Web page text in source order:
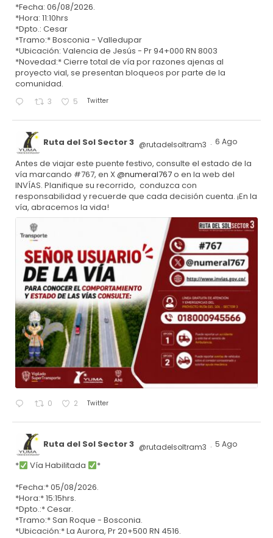
*Fecha: 06/08/2026.
*Hora: 11:10hrs
*Dpto.: Cesar
*Tramo:* Bosconia - Valledupar
*Ubicación: Valencia de Jesús - Pr 94+000 RN 8003
*Novedad:* Cierre total de vía por razones ajenas al
proyecto vial, se presentan bloqueos por parte de la
comunidad.
3 5 Twitter
Ruta del Sol Sector 3 @rutadelsoltram3 · 6 Ago
Antes de viajar este puente festivo, consulte el estado de la
vía marcando #767, en X@numeral767o en la web del
INVÍAS. Planifique su recorrido, conduzca con
responsabilidad y recuerde que cada decisión cuenta. ¡En la
vía, abracemos la vida!
0 2 Twitter
Ruta del Sol Sector 3 @rutadelsoltram3 · 5 Ago
* Vía Habilitada
*
*Fecha:* 05/08/2026.
*Hora:* 15:15hrs.
*Dpto.:* Cesar.
*Tramo:* San Roque - Bosconia.
*Ubicación:* La Aurora, Pr 20+500 RN 4516.